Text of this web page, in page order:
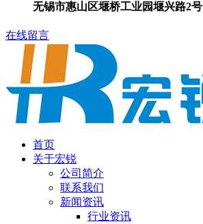
无锡市惠山区堰桥工业园堰兴路2号
在线留言
首页
关于宏锐
公司简介
联系我们
新闻资讯
行业资讯